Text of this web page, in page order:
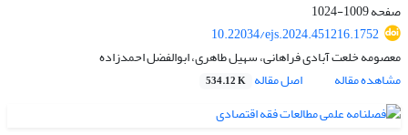
صفحه1009-1024
10.22034/ejs.2024.451216.1752
معصومه خلعت آبادی فراهانی، سهیل طاهری، ابوالفضل احمدزاده
مشاهده مقاله
اصل مقاله 534.12 K